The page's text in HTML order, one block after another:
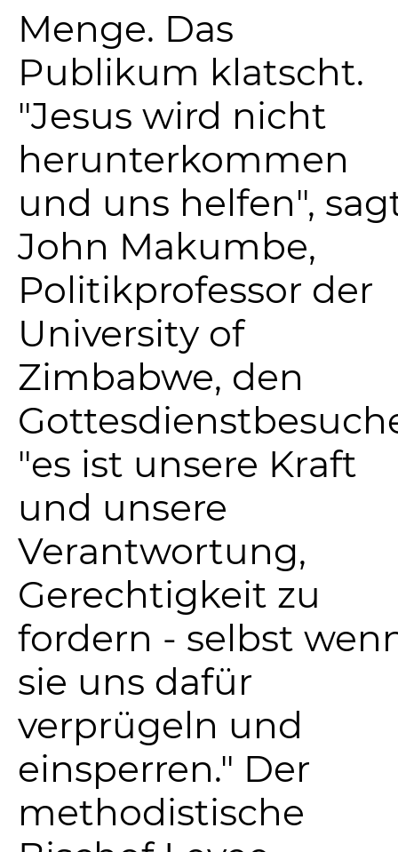
Menge. Das
Publikum klatscht.
"Jesus wird nicht
herunterkommen
und uns helfen",
John Makumbe,
Politikprofessor der
University of
Zimbabwe, den
"es ist unsere Kraft
und unsere
Verantwortung,
Gerechtigkeit zu
fordern - selbst
sie uns dafür
verprügeln und
einsperren." Der
methodistische